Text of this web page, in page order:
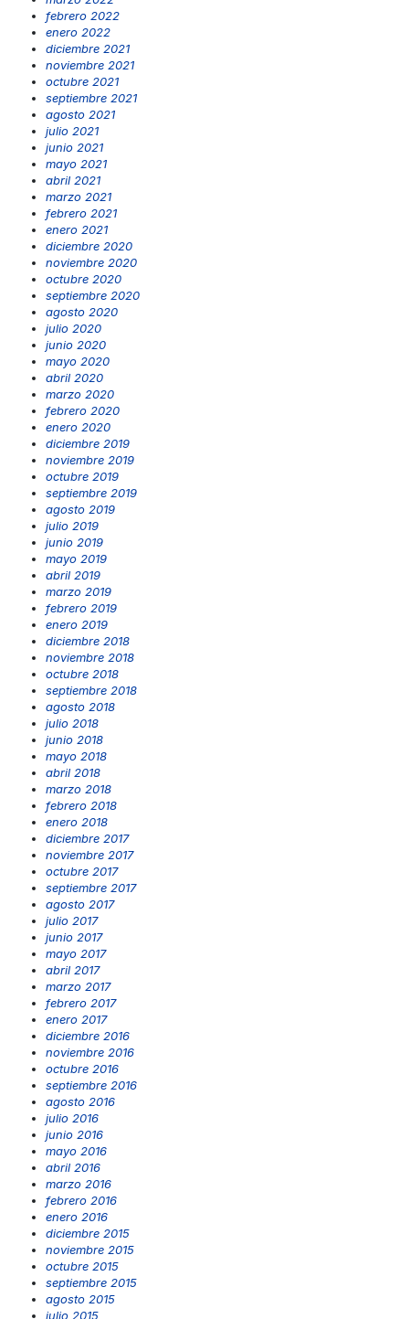
febrero 2022
enero 2022
diciembre 2021
noviembre 2021
octubre 2021
septiembre 2021
agosto 2021
julio 2021
junio 2021
mayo 2021
abril 2021
marzo 2021
febrero 2021
enero 2021
diciembre 2020
noviembre 2020
octubre 2020
septiembre 2020
agosto 2020
julio 2020
junio 2020
mayo 2020
abril 2020
marzo 2020
febrero 2020
enero 2020
diciembre 2019
noviembre 2019
octubre 2019
septiembre 2019
agosto 2019
julio 2019
junio 2019
mayo 2019
abril 2019
marzo 2019
febrero 2019
enero 2019
diciembre 2018
noviembre 2018
octubre 2018
septiembre 2018
agosto 2018
julio 2018
junio 2018
mayo 2018
abril 2018
marzo 2018
febrero 2018
enero 2018
diciembre 2017
noviembre 2017
octubre 2017
septiembre 2017
agosto 2017
julio 2017
junio 2017
mayo 2017
abril 2017
marzo 2017
febrero 2017
enero 2017
diciembre 2016
noviembre 2016
octubre 2016
septiembre 2016
agosto 2016
julio 2016
junio 2016
mayo 2016
abril 2016
marzo 2016
febrero 2016
enero 2016
diciembre 2015
noviembre 2015
octubre 2015
septiembre 2015
agosto 2015
julio 2015